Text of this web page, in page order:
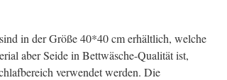
in der Größe 40*40 cm erhältlich, welche
aber Seide in Bettwäsche-Qualität ist,
verwendet werden. Die